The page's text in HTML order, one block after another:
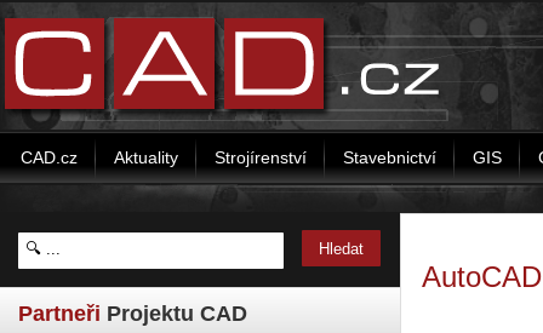
CAD.cz Aktuality Strojírenství Stavebnictví GIS
Partneři Projektu CAD